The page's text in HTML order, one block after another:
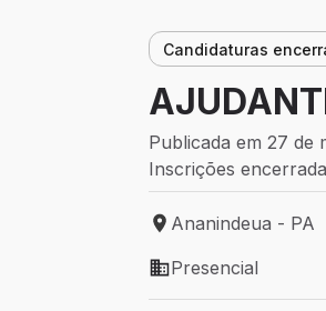
Candidaturas
Publicada em 27 de
Inscrições
Local de trabalho:
Ananindeua - PA
Modelo de trabalho:
Presencial